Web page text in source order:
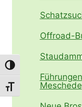
Umschalten auf hohe
Schrift vergrößern
Offroad-
Meschede